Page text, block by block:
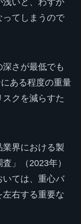
ってしまうので
さが最低でも
ある程度の重量
クを減らすた
業界における製
」（2023年）
いては、重心バ
右する重要な